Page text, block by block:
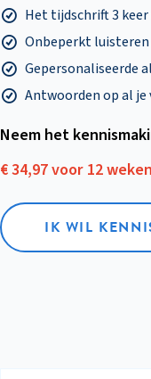
Het tijdschrift 3 keer
Onbeperkt luisteren
Gepersonaliseerde
Antwoorden op al je
Neem het
€ 34,97 voor 12
IK WIL